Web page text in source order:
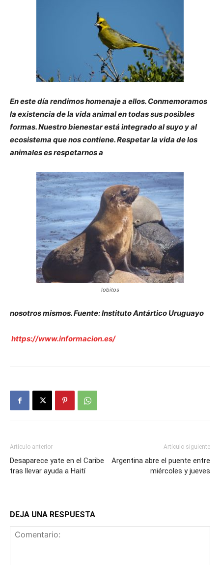
En este día rendimos homenaje a ellos. Conmemoramos
la existencia de la vida animal en todas sus posibles
formas. Nuestro bienestar está integrado al suyo y al
ecosistema que nos contiene. Respetar la vida de los
animales es respetarnos a
lobitos
nosotros mismos. Fuente: Instituto Antártico Uruguayo
https://www.informacion.es/
Artículo anterior
Desaparece yate en el Caribe
tras llevar ayuda a Haití
Artículo siguiente
Argentina abre el puente entre
miércoles y jueves
DEJA UNA RESPUESTA